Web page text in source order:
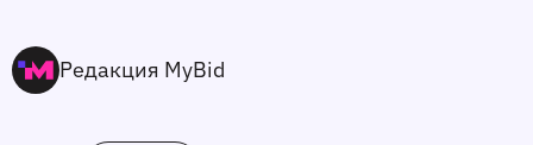
Редакция MyBid